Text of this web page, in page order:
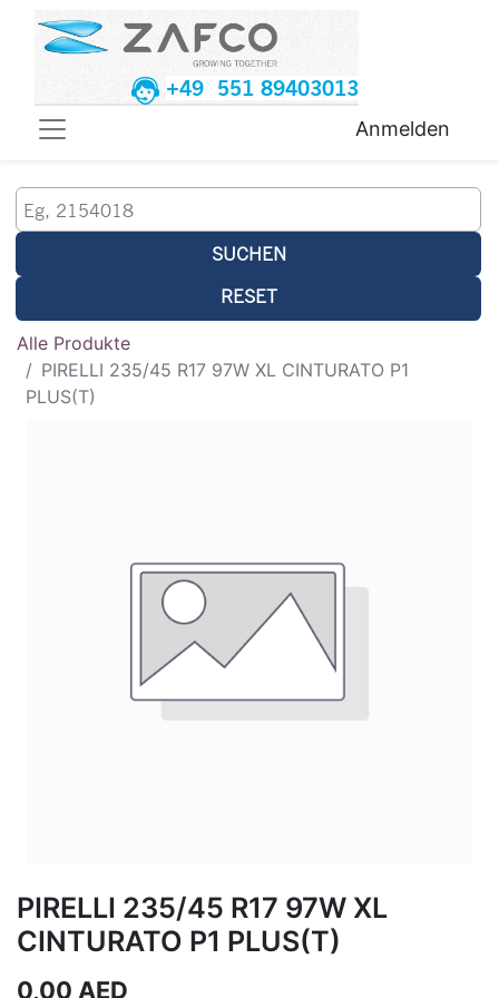
+49 551 89403013
Anmelden
SUCHEN
RESET
Alle Produkte
PIRELLI 235/45 R17 97W XL CINTURATO P1
PLUS(T)
PIRELLI 235/45 R17 97W XL
CINTURATO P1 PLUS(T)
0,00 AED